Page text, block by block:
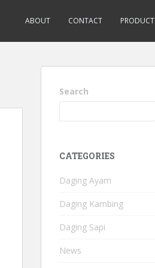
ABOUT CONTACT PRODUCT
Search
CATEGORIES
Daging Ayam
Daging Kambing
Daging Sapi
News